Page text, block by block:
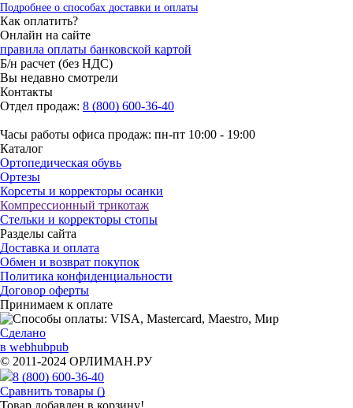
Подробнее о способах доставки и оплаты
Как оплатить?
Онлайн на сайте
правила оплаты банковской картой
Б/н расчет (без НДС)
Вы недавно смотрели
Контакты
Отдел продаж: 8 (800) 600-36-40
Часы работы офиса продаж: пн-пт 10:00 - 19:00
Каталог
Ортопедическая обувь
Ортезы
Корсеты и корректоры осанки
Компрессионный трикотаж
Стельки и корректоры стопы
Разделы сайта
Доставка и оплата
Обмен и возврат покупок
Политика конфиденциальности
Договор оферты
Принимаем к оплате
Сделано
в webhubpub
© 2011-2024 ОРЛИМАН.РУ
8 (800) 600-36-40
Сравнить товары ()
Товар добавлен в корзину!